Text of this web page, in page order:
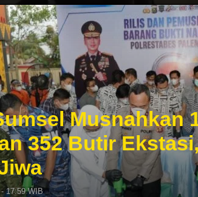
Musnahkan
352 Butir
17:59 WIB